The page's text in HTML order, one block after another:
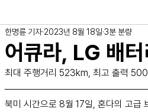
어큐라, LG 배
한명륜 기자 2023년 8월 18일 3분 분량
최대 주행거리 523km, 최고 출력
북미 시간으로 8월 17일, 혼다의 고